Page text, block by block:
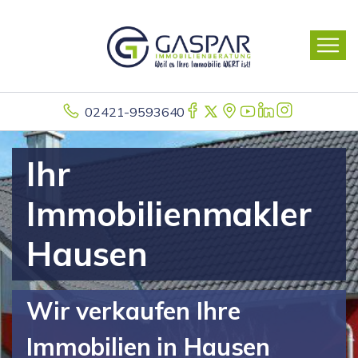
02421-9593640
Ihr
Immobilienmakler
Hausen
Wir verkaufen Ihre
Immobilien in Hausen